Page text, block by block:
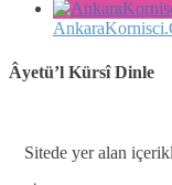
Âyetü’l Kürsî Dinle
Sitede yer alan